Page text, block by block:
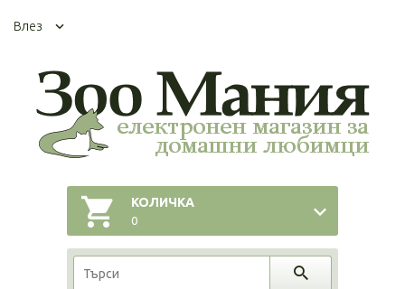
Влез
КОЛИЧКА
0